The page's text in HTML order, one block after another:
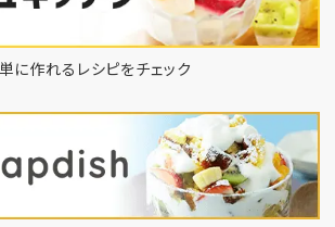
に作れるレシピをチェック